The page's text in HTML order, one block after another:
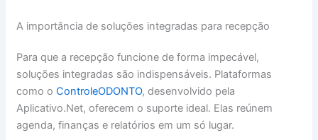
A importância de soluções integradas para recepção
Para que a recepção funcione de forma impecável,
soluções integradas são indispensáveis. Plataformas
como o ControleODONTO, desenvolvido pela
Aplicativo.Net, oferecem o suporte ideal. Elas reúnem
agenda, finanças e relatórios em um só lugar.